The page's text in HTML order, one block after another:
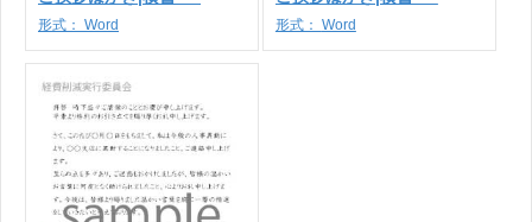
形式： Word 形式： Word